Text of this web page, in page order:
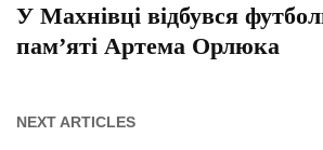
У Махнівці відбувся
пам’яті Артема Орлюка
NEXT ARTICLES